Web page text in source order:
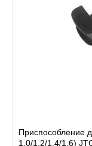
Приспособление
1.0/1.2/1.4/1.6)